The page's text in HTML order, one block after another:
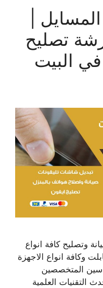
|
| ورشة تصليح
في البيت
وتصليح كافة انواع
وكافة انواع الاجهزة
المتخصصين
التقنيات العلمية